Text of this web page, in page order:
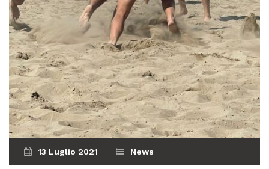
13 Luglio 2021 News